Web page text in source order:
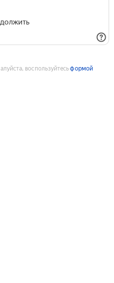
воспользуйтесьформой